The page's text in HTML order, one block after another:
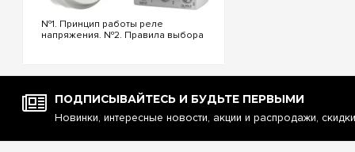
№1. Принцип работы реле
напряжения. №2. Правила выбора
Управление реле напряжения
через Wi-Fi. №5. Реле напряжения
или стаб...
ПОДПИСЫВАЙТЕСЬ И БУДЬТЕ ПЕРВЫМИ
Новинки, интересные новости, акции и распродажи,